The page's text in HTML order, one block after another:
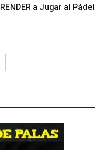
a Jugar al Pádel